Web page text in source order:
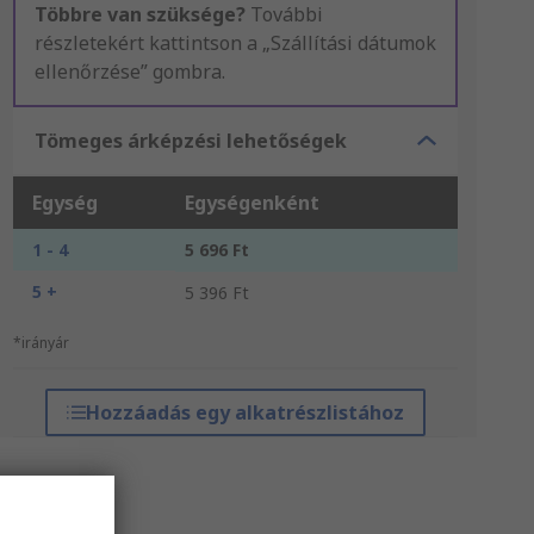
Többre van szüksége? További
részletekért kattintson a „Szállítási dátumok
ellenőrzése” gombra.
Tömeges árképzési lehetőségek
Egység Egységenként
1 - 4
5 696 Ft
5 +
5 396 Ft
*irányár
Hozzáadás egy alkatrészlistához